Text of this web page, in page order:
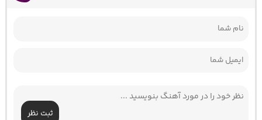
ثبت نظر